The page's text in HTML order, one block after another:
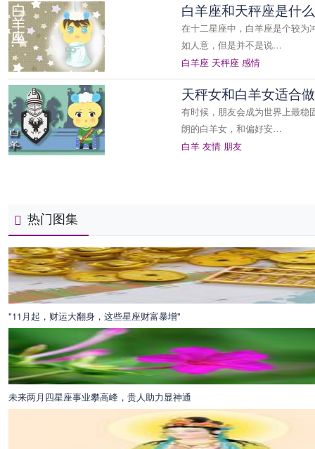
白羊座和天秤座是什
在十二星座中，白羊座是个较为
如人意，但是并不是说…
白羊座 天秤座 感情
天秤女和白羊女适合
有时候，朋友会成为世界上最稳
朗的白羊女，和偏好安…
白羊 友情 朋友
热门图集
"11月起，财运大翻身，这些星座财富暴增"
未来两月四星座事业攀高峰，贵人助力显神通